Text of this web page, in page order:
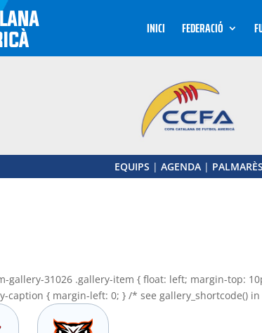
INICI FEDERACIÓ
EQUIPS | AGENDA | PALMARÈS
gallery-31026 .gallery-item { float: left; margin-top:
caption { margin-left: 0; } /* see gallery_shortcode()